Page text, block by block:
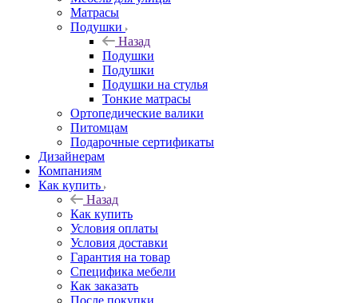
Матрасы
Подушки
Назад
Подушки
Подушки
Подушки на стулья
Тонкие матрасы
Ортопедические валики
Питомцам
Подарочные сертификаты
Дизайнерам
Компаниям
Как купить
Назад
Как купить
Условия оплаты
Условия доставки
Гарантия на товар
Специфика мебели
Как заказать
После покупки